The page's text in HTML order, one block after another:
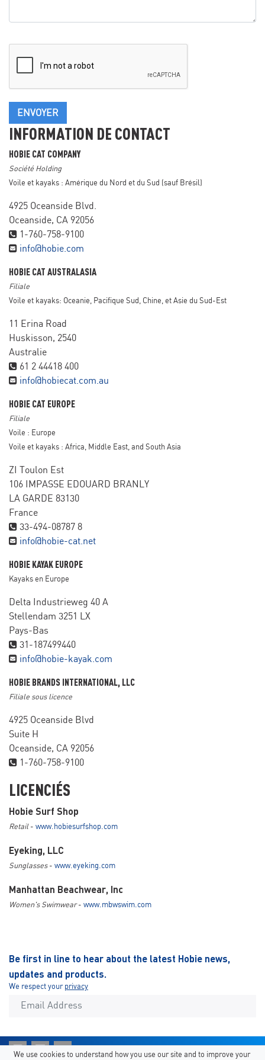
ENVOYER
INFORMATION DE CONTACT
HOBIE CAT COMPANY
Société Holding
Voile et kayaks : Amérique du Nord et du Sud (sauf Brésil)
4925 Oceanside Blvd.
Oceanside, CA 92056
1-760-758-9100
info@hobie.com
HOBIE CAT AUSTRALASIA
Filiale
Voile et kayaks: Oceanie, Pacifique Sud, Chine, et Asie du Sud-Est
11 Erina Road
Huskisson, 2540
Australie
61 2 44418 400
info@hobiecat.com.au
HOBIE CAT EUROPE
Filiale
Voile : Europe
Voile et kayaks : Africa, Middle East, and South Asia
ZI Toulon Est
106 IMPASSE EDOUARD BRANLY
LA GARDE 83130
France
33-494-08787 8
info@hobie-cat.net
HOBIE KAYAK EUROPE
Kayaks en Europe
Delta Industrieweg 40 A
Stellendam 3251 LX
Pays-Bas
31-187499440
info@hobie-kayak.com
HOBIE BRANDS INTERNATIONAL, LLC
Filiale sous licence
4925 Oceanside Blvd
Suite H
Oceanside, CA 92056
1-760-758-9100
LICENCIÉS
Hobie Surf Shop
Retail- www.hobiesurfshop.com
Eyeking, LLC
Sunglasses- www.eyeking.com
Manhattan Beachwear, Inc
Women's Swimwear- www.mbwswim.com
Be first in line to hear about the latest Hobie news,
updates and products.
We respect your privacy
We use cookies to understand how you use our site and to improve your